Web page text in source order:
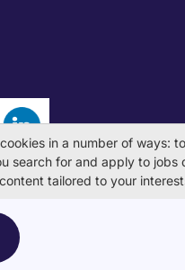
(Japan) K.K.
/ 派 13-300434
in a number of ways:
search for and apply to
tailored to your